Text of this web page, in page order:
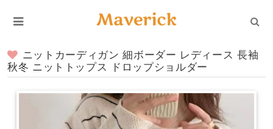
ニットカーディガン 細ボーダー レディース 長袖
秋冬 ニットトップス ドロップショルダー